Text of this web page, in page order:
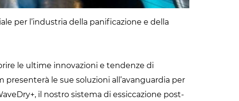
per l’industria della panificazione e della
le ultime innovazioni e tendenze di
le sue soluzioni all’avanguardia per
il nostro sistema di essiccazione post-